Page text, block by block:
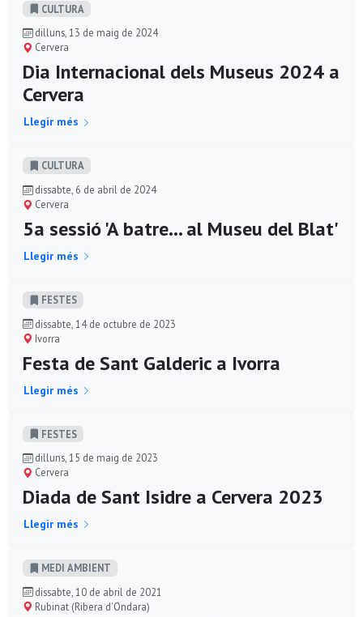
CULTURA
dilluns, 13 de maig de 2024
Cervera
Dia Internacional dels Museus 2024 a
Cervera
Llegir més
CULTURA
dissabte, 6 de abril de 2024
Cervera
5a sessió 'A batre... al Museu del Blat'
Llegir més
FESTES
dissabte, 14 de octubre de 2023
Ivorra
Festa de Sant Galderic a Ivorra
Llegir més
FESTES
dilluns, 15 de maig de 2023
Cervera
Diada de Sant Isidre a Cervera 2023
Llegir més
MEDI AMBIENT
dissabte, 10 de abril de 2021
Rubinat (Ribera d'Ondara)